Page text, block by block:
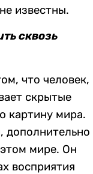
известны.
сквозь
что человек,
скрытые
картину мира.
дополнительно
мире. Он
восприятия